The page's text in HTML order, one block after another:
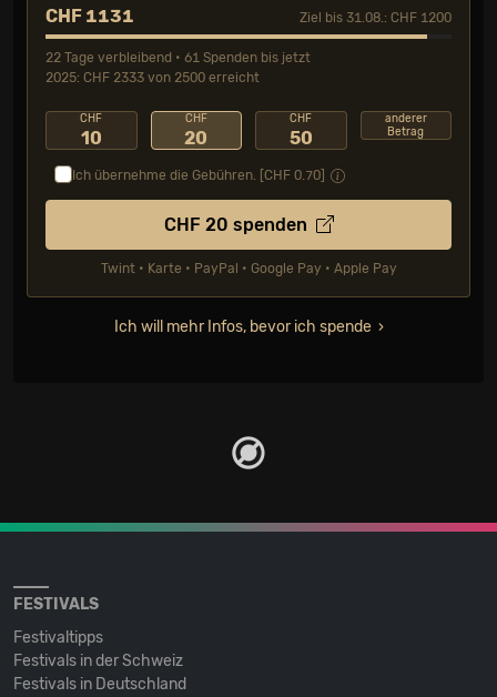
CHF 1131 Ziel bis 31.08.: CHF 1200
22 Tage verbleibend • 61 Spenden bis jetzt
2025: CHF 2333 von 2500 erreicht
CHF
10
CHF
20
CHF
50
anderer
Betrag
Ich übernehme die Gebühren. [CHF 0.70
CHF 20 spenden
Twint • Karte • PayPal • Google Pay • Apple Pay
Ich will mehr Infos, bevor ich spende
FESTIVALS
Festivaltipps
Festivals in der Schweiz
Festivals in Deutschland